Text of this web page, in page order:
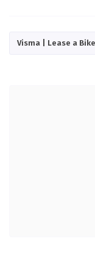
Visma | Lease a Bike